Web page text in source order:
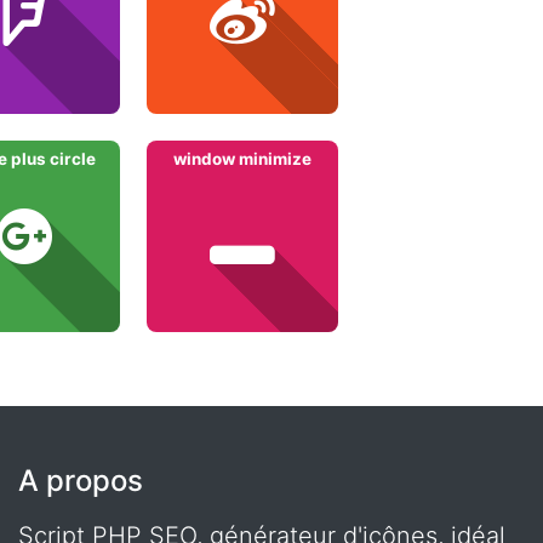
plus circle window minimize
A propos
Script PHP SEO, générateur d'icônes, idéal